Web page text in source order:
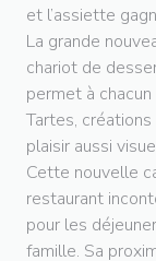
et l’assiette
La grande
chariot de
permet à
Tartes,
plaisir aussi
Cette nouvelle
restaurant
pour les
famille. Sa